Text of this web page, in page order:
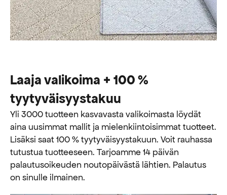
Laaja valikoima + 100 %
tyytyväisyystakuu
Yli 3000 tuotteen kasvavasta valikoimasta löydät
aina uusimmat mallit ja mielenkiintoisimmat tuotteet.
Lisäksi saat 100 % tyytyväisyystakuun. Voit rauhassa
tutustua tuotteeseen. Tarjoamme 14 päivän
palautusoikeuden noutopäivästä lähtien. Palautus
on sinulle ilmainen.